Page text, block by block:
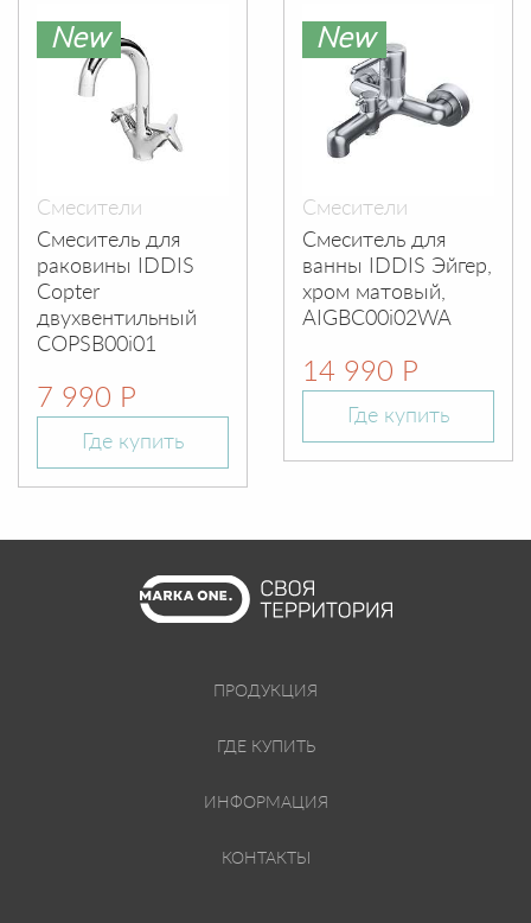
New
Смесители
Смеситель для
раковины IDDIS
Copter
двухвентильный
COPSB00i01
7 990 Р
Где купить
New
Смесители
Cмеситель для
ванны IDDIS Эйгер,
хром матовый,
AIGBC00i02WA
14 990 Р
Где купить
ПРОДУКЦИЯ
ГДЕ КУПИТЬ
ИНФОРМАЦИЯ
КОНТАКТЫ